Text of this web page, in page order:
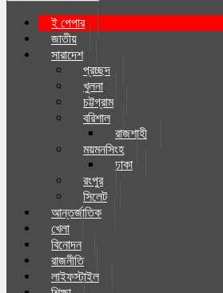
ই পেপার
জাতীয়
সারাদেশ
প্রচ্ছদ
খুলনা
চট্টগ্রাম
বরিশাল
রাজশাহী
ময়মনসিংহ
ঢাকা
রংপুর
সিলেট
আন্তর্জাতিক
খেলা
বিনোদন
রাজনীতি
লাইফস্টাইল